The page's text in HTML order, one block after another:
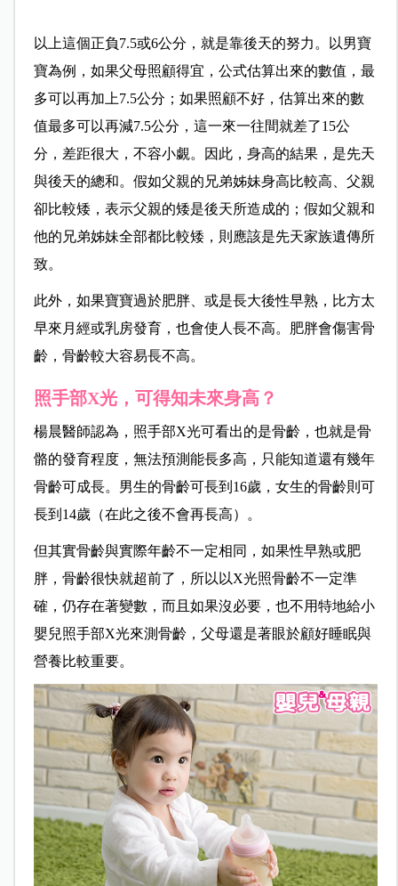
以上這個正負7.5或6公分，就是靠後天的努力。以男寶
寶為例，如果父母照顧得宜，公式估算出來的數值，最
多可以再加上7.5公分；如果照顧不好，估算出來的數
值最多可以再減7.5公分，這一來一往間就差了15公
分，差距很大，不容小覷。因此，身高的結果，是先天
與後天的總和。假如父親的兄弟姊妹身高比較高、父親
卻比較矮，表示父親的矮是後天所造成的；假如父親和
他的兄弟姊妹全部都比較矮，則應該是先天家族遺傳所
致。
此外，如果寶寶過於肥胖、或是長大後性早熟，比方太
早來月經或乳房發育，也會使人長不高。肥胖會傷害骨
齡，骨齡較大容易長不高。
照手部X光，可得知未來身高？
楊晨醫師認為，照手部X光可看出的是骨齡，也就是骨
骼的發育程度，無法預測能長多高，只能知道還有幾年
骨齡可成長。男生的骨齡可長到16歲，女生的骨齡則可
長到14歲（在此之後不會再長高）。
但其實骨齡與實際年齡不一定相同，如果性早熟或肥
胖，骨齡很快就超前了，所以以X光照骨齡不一定準
確，仍存在著變數，而且如果沒必要，也不用特地給小
嬰兒照手部X光來測骨齡，父母還是著眼於顧好睡眠與
營養比較重要。